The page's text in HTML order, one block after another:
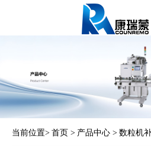
当前位置> 首页 > 产品中心 > 数粒机